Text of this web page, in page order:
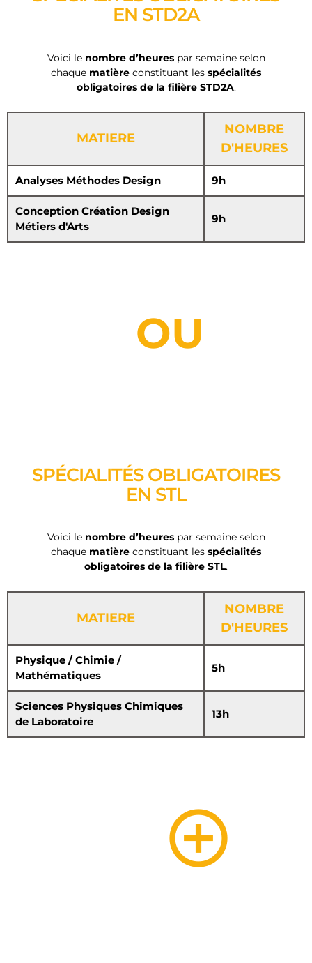
EN STD2A
Voici le nombre d’heurespar semaine selon
chaque matière constituant les spécialités
obligatoires de la filière STD2A.
MATIERE
NOMBRE
D'HEURES
Analyses Méthodes Design 9h
Conception Création Design
Métiers d'Arts
9h
OU
SPÉCIALITÉS OBLIGATOIRES
EN STL
Voici le nombre d’heurespar semaine selon
chaque matière constituant les spécialités
obligatoires de la filière STL.
MATIERE
NOMBRE
D'HEURES
Physique / Chimie /
Mathématiques
5h
Sciences Physiques Chimiques
de Laboratoire
13h